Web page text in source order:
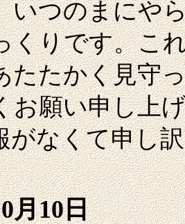
いつのまにや
くりです。こ
たたかく見守
お願い申し上
がなくて申し
月10日